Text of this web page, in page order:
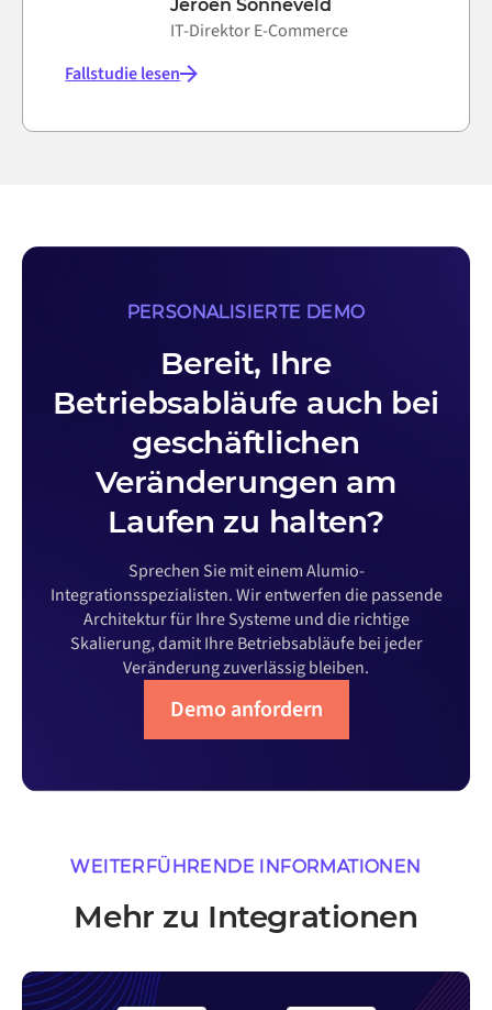
Jeroen Sonneveld
IT-Direktor E-Commerce
Fallstudie lesen
PERSONALISIERTE DEMO
Bereit, Ihre
Betriebsabläufe auch bei
geschäftlichen
Veränderungen am
Laufen zu halten?
Sprechen Sie mit einem Alumio-
Integrationsspezialisten. Wir entwerfen die passende
Architektur für Ihre Systeme und die richtige
Skalierung, damit Ihre Betriebsabläufe bei jeder
Veränderung zuverlässig bleiben.
Demo anfordern
WEITERFÜHRENDE INFORMATIONEN
Mehr zu Integrationen